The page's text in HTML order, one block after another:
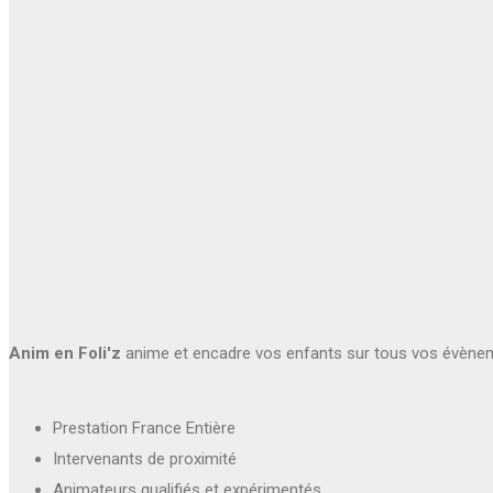
Anim en Foli'z anime et encadre vos enfants sur tous vos
Prestation France Entière
Intervenants de proximité